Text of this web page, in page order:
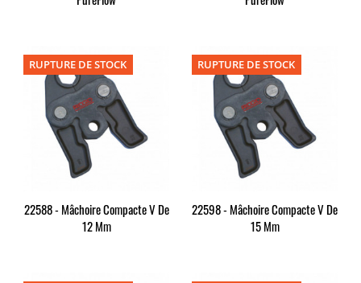
22588 - Mâchoire Compacte V De
12 Mm
RUPTURE DE STOCK
22598 - Mâchoire Compacte V De
15 Mm
RUPTURE DE STOCK